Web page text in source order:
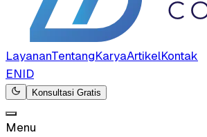
LayananTentangKaryaArtikelKontak
ENID
Konsultasi Gratis
Menu